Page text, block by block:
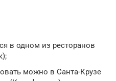
в одном из ресторанов
можно в Санта-Крузе